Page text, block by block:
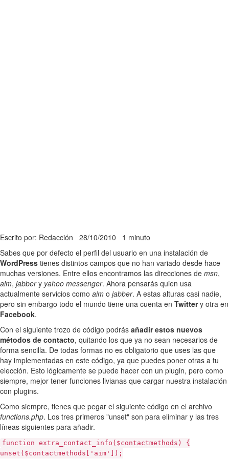
Escrito por: Redacción 28/10/2010 1 minuto
Sabes que por defecto el perfil del usuario en una instalación de
WordPress tienes distintos campos que no han variado desde hace
muchas versiones. Entre ellos encontramos las direcciones de msn,
aim, jabbery yahoo messenger. Ahora pensarás quien usa
actualmente servicios como aim o jabber. A estas alturas casi nadie,
pero sin embargo todo el mundo tiene una cuenta en Twittery otra en
Facebook.
Con el siguiente trozo de código podrás añadir estos nuevos
métodos de contacto, quitando los que ya no sean necesarios de
forma sencilla. De todas formas no es obligatorio que uses las que
hay implementadas en este código, ya que puedes poner otras a tu
elección. Esto lógicamente se puede hacer con un plugin, pero como
siempre, mejor tener funciones livianas que cargar nuestra instalación
con plugins.
Como siempre, tienes que pegar el siguiente código en el archivo
functions.php. Los tres primeros "unset" son para eliminar y las tres
líneas siguientes para añadir.
function extra_contact_info($contactmethods) {
unset($contactmethods['aim']);